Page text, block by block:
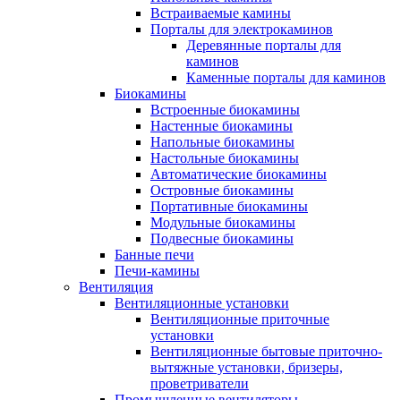
Встраиваемые камины
Порталы для электрокаминов
Деревянные порталы для
каминов
Каменные порталы для каминов
Биокамины
Встроенные биокамины
Настенные биокамины
Напольные биокамины
Настольные биокамины
Автоматические биокамины
Островные биокамины
Портативные биокамины
Модульные биокамины
Подвесные биокамины
Банные печи
Печи-камины
Вентиляция
Вентиляционные установки
Вентиляционные приточные
установки
Вентиляционные бытовые приточно-
вытяжные установки, бризеры,
проветриватели